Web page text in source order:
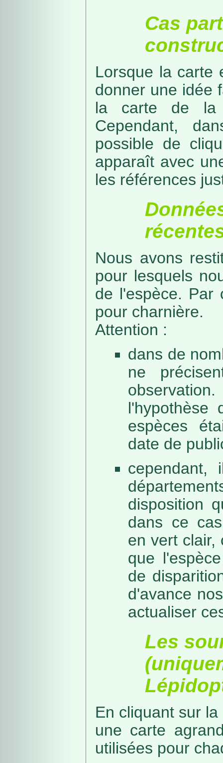
Cas
Lorsque la carte
donner une idée
la carte de la
Cependant,
possible de
apparaît avec
les références
Nous avons
pour lesquels
de l'espèce. Par
pour charnière.
Attention :
dans de
ne
l'hypothèse
espèces
date de
cependant,
disposition
dans ce
en vert clair,
que
de
d'avance
actualiser
Les
En cliquant sur
une carte
utilisées pour